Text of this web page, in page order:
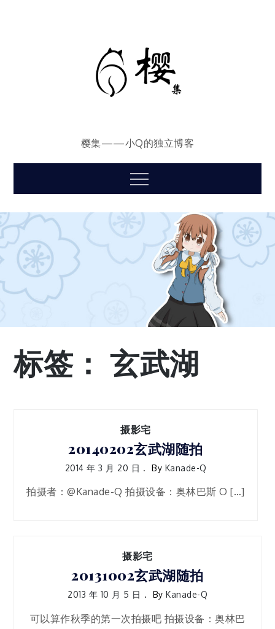
樱集——小Q的独立博客
Menu
标签：玄武湖
摄影宅
20140202玄武湖随拍
2014 年 3 月 20 日 By Kanade-Q
拍摄者：@Kanade-Q 拍摄设备：奥林巴斯 O […]
摄影宅
20131002玄武湖随拍
2013 年 10 月 5 日 By Kanade-Q
可以算作秋季的第一次拍摄吧 拍摄设备：奥林巴